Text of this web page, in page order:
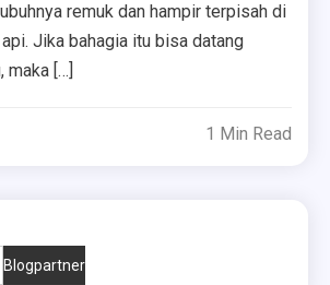
remuk dan hampir terpisah di
Jika bahagia itu bisa datang
maka […]
1 Min Read
Blogpartner